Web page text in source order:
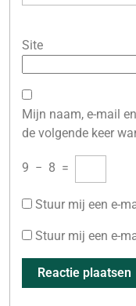
Site
Mijn naam, e-mail
de volgende keer
9 − 8 =
Stuur mij een e-
Stuur mij een e-